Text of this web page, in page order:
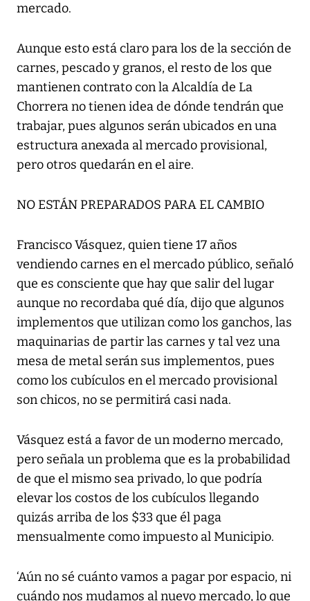
mercado.
Aunque esto está claro para los de la sección de
carnes, pescado y granos, el resto de los que
mantienen contrato con la Alcaldía de La
Chorrera no tienen idea de dónde tendrán que
trabajar, pues algunos serán ubicados en una
estructura anexada al mercado provisional,
pero otros quedarán en el aire.
NO ESTÁN PREPARADOS PARA EL CAMBIO
Francisco Vásquez, quien tiene 17 años
vendiendo carnes en el mercado público, señaló
que es consciente que hay que salir del lugar
aunque no recordaba qué día, dijo que algunos
implementos que utilizan como los ganchos, las
maquinarias de partir las carnes y tal vez una
mesa de metal serán sus implementos, pues
como los cubículos en el mercado provisional
son chicos, no se permitirá casi nada.
Vásquez está a favor de un moderno mercado,
pero señala un problema que es la probabilidad
de que el mismo sea privado, lo que podría
elevar los costos de los cubículos llegando
quizás arriba de los $33 que él paga
mensualmente como impuesto al Municipio.
‘Aún no sé cuánto vamos a pagar por espacio, ni
cuándo nos mudamos al nuevo mercado, lo que